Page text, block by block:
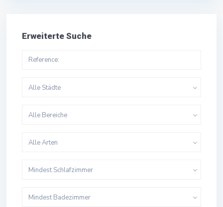
Erweiterte Suche
Alle Städte
Alle Bereiche
Alle Arten
Mindest Schlafzimmer
Mindest Badezimmer